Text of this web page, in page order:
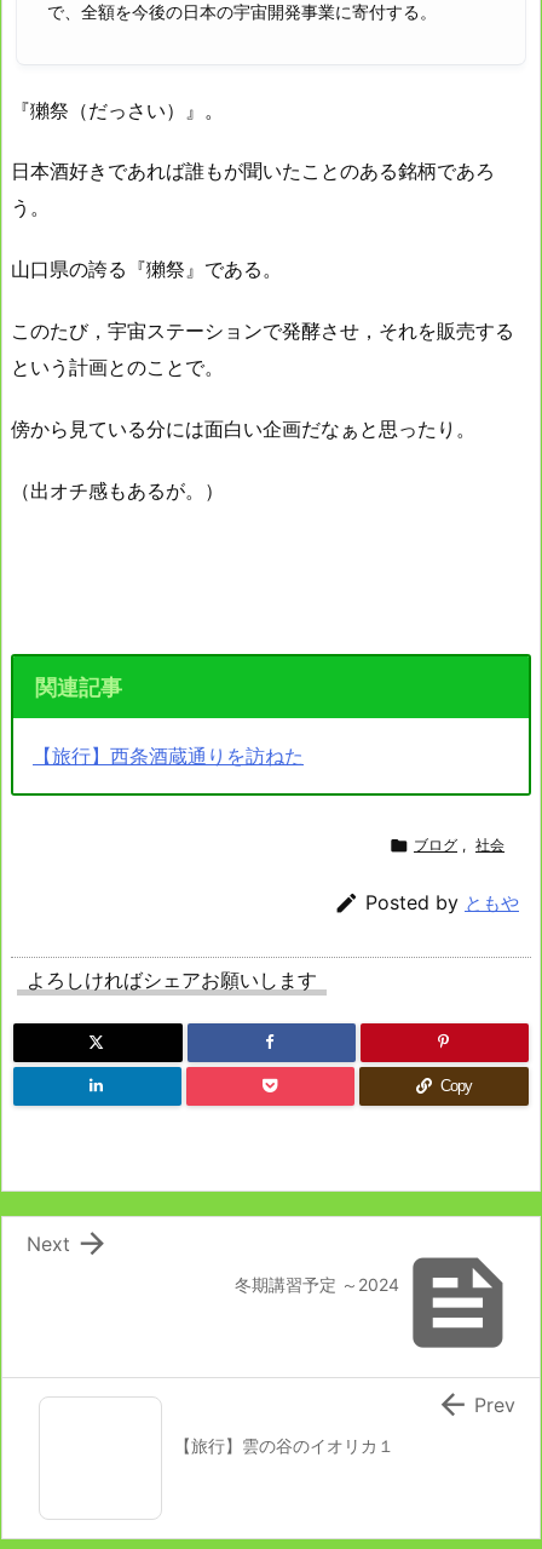
で、全額を今後の日本の宇宙開発事業に寄付する。
『獺祭（だっさい）』。
日本酒好きであれば誰もが聞いたことのある銘柄であろ
う。
山口県の誇る『獺祭』である。
このたび，宇宙ステーションで発酵させ，それを販売する
という計画とのことで。
傍から見ている分には面白い企画だなぁと思ったり。
（出オチ感もあるが。）
関連記事
【旅行】西条酒蔵通りを訪ねた
 ブログ , 社会
 Posted by ともや
よろしければシェアお願いします
Copy

冬期講習予定 ～2024

Next
【旅行】雲の谷のイオリカ１
 Prev